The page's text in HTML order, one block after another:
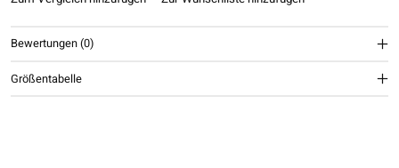
Bewertungen (0)
Größentabelle